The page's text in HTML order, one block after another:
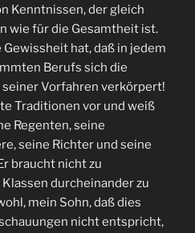
Kenntnissen, der gleich
wie für die Gesamtheit ist.
hat, daß in jedem
Berufs sich die
Vorfahren verkörpert!
Traditionen vor und weiß
Regenten, seine
seine Richter und seine
braucht nicht zu
durcheinander zu
mein Sohn, daß dies
nicht entspricht,